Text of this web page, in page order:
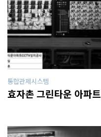
통합관제시스템
효자촌 그린타운 아파트